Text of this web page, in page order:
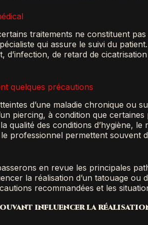
traitements ne constituent
qui assure le suivi du
d’infection, de retard de
quelques précautions
d’une maladie chronique ou
piercing, à condition que
qualité des conditions d’hygiène, le
professionnel permettent souvent
en revue les principales
la réalisation d’un tatouage ou
recommandées et les
influencer la